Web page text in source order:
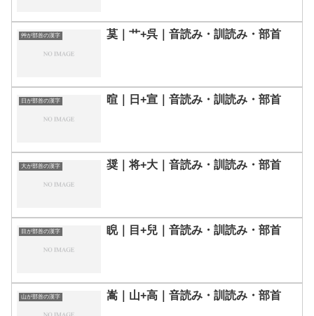
艸が部首の漢字 茣｜艹+呉｜音読み・訓読み・部首
日が部首の漢字 暄｜日+宣｜音読み・訓読み・部首
大が部首の漢字 奨｜将+大｜音読み・訓読み・部首
目が部首の漢字 睨｜目+兒｜音読み・訓読み・部首
山が部首の漢字 嵩｜山+高｜音読み・訓読み・部首